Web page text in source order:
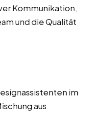
Kommunikation,
und die Qualität
im
aus